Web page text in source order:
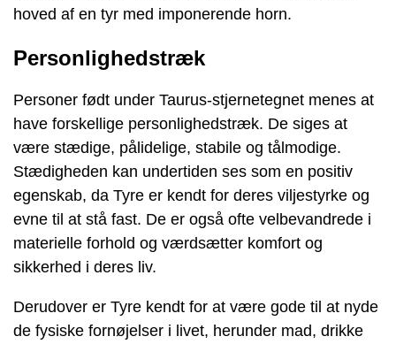
hoved af en tyr med imponerende horn.
Personlighedstræk
Personer født under Taurus-stjernetegnet menes at
have forskellige personlighedstræk. De siges at
være stædige, pålidelige, stabile og tålmodige.
Stædigheden kan undertiden ses som en positiv
egenskab, da Tyre er kendt for deres viljestyrke og
evne til at stå fast. De er også ofte velbevandrede i
materielle forhold og værdsætter komfort og
sikkerhed i deres liv.
Derudover er Tyre kendt for at være gode til at nyde
de fysiske fornøjelser i livet, herunder mad, drikke